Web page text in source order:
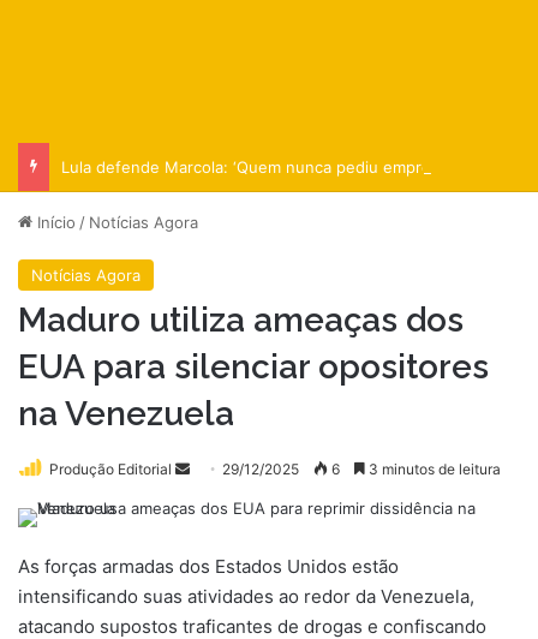
Início / Notícias Agora
Notícias Agora
Maduro utiliza ameaças dos
EUA para silenciar opositores
na Venezuela
Produção Editorial
Mande29/12/2025 6 3 minutos de leitura
As forças armadas dos Estados Unidos estão
intensificando suas atividades ao redor da Venezuela,
atacando supostos traficantes de drogas e confiscando